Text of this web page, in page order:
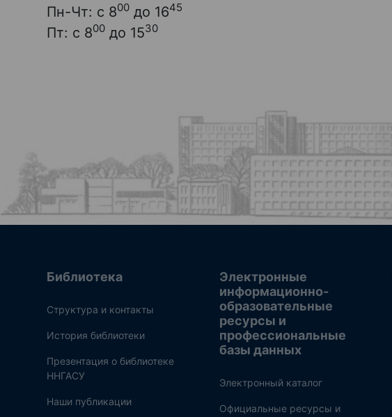
Пн-Чт: с 800 до 1645
Пт: с 800 до 1530
Библиотека
Структура и контакты
История библиотеки
Презентация о библиотеке
ННГАСУ
Наши публикации
Электронные
информационно-
образовательные
ресурсы и
профессиональные
базы данных
Электронный каталог
Официальные ресурсы и